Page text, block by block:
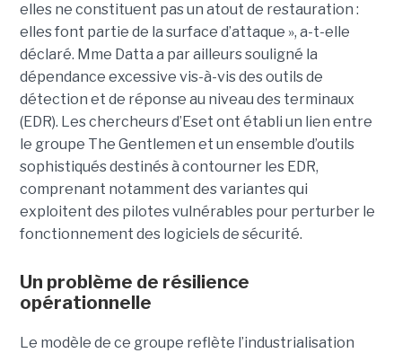
elles ne constituent pas un atout de restauration :
elles font partie de la surface d’attaque », a-t-elle
déclaré. Mme Datta a par ailleurs souligné la
dépendance excessive vis-à-vis des outils de
détection et de réponse au niveau des terminaux
(EDR). Les chercheurs d’Eset ont établi un lien entre
le groupe The Gentlemen et un ensemble d’outils
sophistiqués destinés à contourner les EDR,
comprenant notamment des variantes qui
exploitent des pilotes vulnérables pour perturber le
fonctionnement des logiciels de sécurité.
Un problème de résilience
opérationnelle
Le modèle de ce groupe reflète l’industrialisation